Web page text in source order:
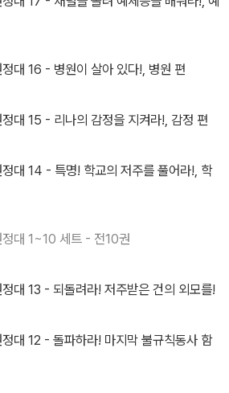
대 16 - 병원이 살아 있다!, 병원 편
대 15 - 리나의 감정을 지켜라!, 감정 편
대 14 - 특명! 학교의 저주를 풀어라!, 학
정대 1~10 세트 - 전10권
대 13 - 되돌려라! 저주받은 건의 외모를!
대 12 - 돌파하라! 마지막 불규칙동사 함